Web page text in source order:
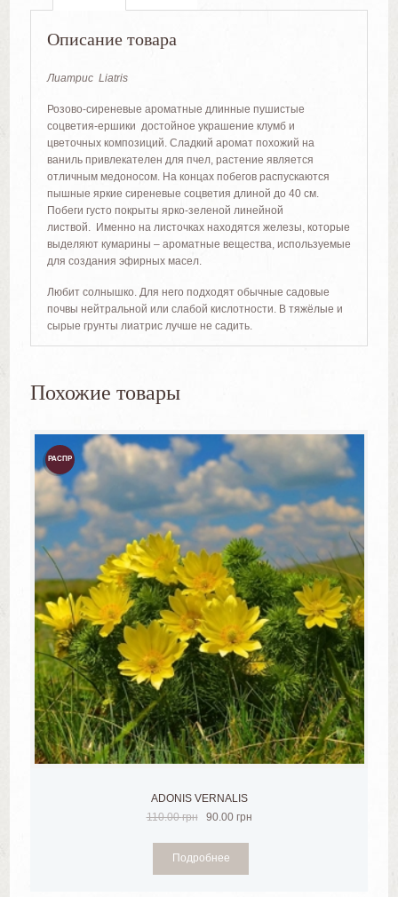
Описание товара
Лиатрис Liatris
Розово-сиреневые ароматные длинные пушистые
соцветия-ершики достойное украшение клумб и
цветочных композиций. Сладкий аромат похожий на
ваниль привлекателен для пчел, растение является
отличным медоносом. На концах побегов распускаются
пышные яркие сиреневые соцветия длиной до 40 см.
Побеги густо покрыты ярко-зеленой линейной
листвой. Именно на листочках находятся железы, которые
выделяют кумарины – ароматные вещества, используемые
для создания эфирных масел.
Любит солнышко. Для него подходят обычные садовые
почвы нейтральной или слабой кислотности. В тяжёлые и
сырые грунты лиатрис лучше не садить.
Похожие товары
РАСПР
ОДАЖ
А!
ADONIS VERNALIS
110.00грн 90.00 грн
Подробнее